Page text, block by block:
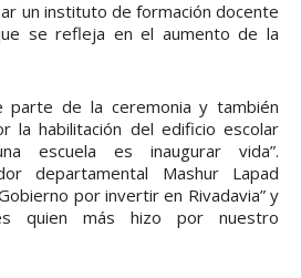
un instituto de formación docente
se refleja en el aumento de la
parte de la ceremonia y también
la habilitación del edificio escolar
escuela es inaugurar vida”.
departamental Mashur Lapad
por invertir en Rivadavia” y
quien más hizo por nuestro